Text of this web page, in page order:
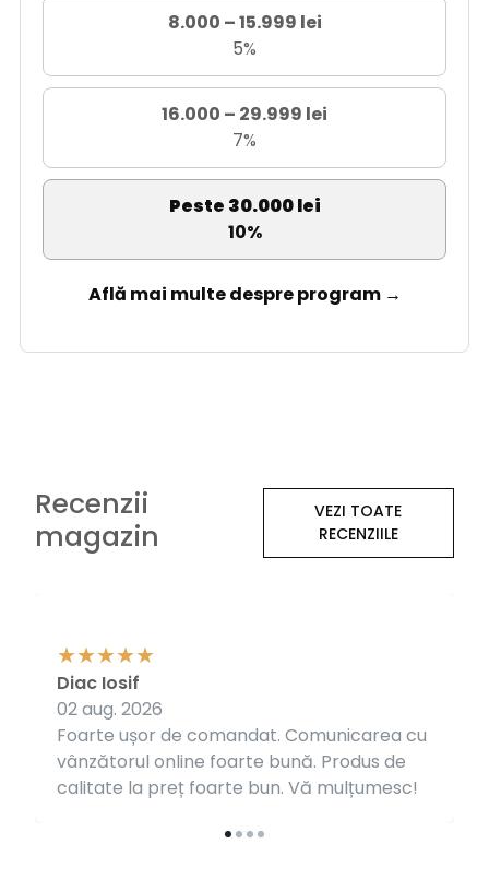
8.000 – 15.999 lei
5%
16.000 – 29.999 lei
7%
Peste 30.000 lei
10%
Află mai multe despre program →
Recenzii
magazin
VEZI TOATE
RECENZIILE
Foarte ușor de comandat. Comunicarea cu
vânzătorul online foarte bună. Produs de
calitate la preț foarte bun. Vă mulțumesc!
Diac Iosif
02 aug. 2026